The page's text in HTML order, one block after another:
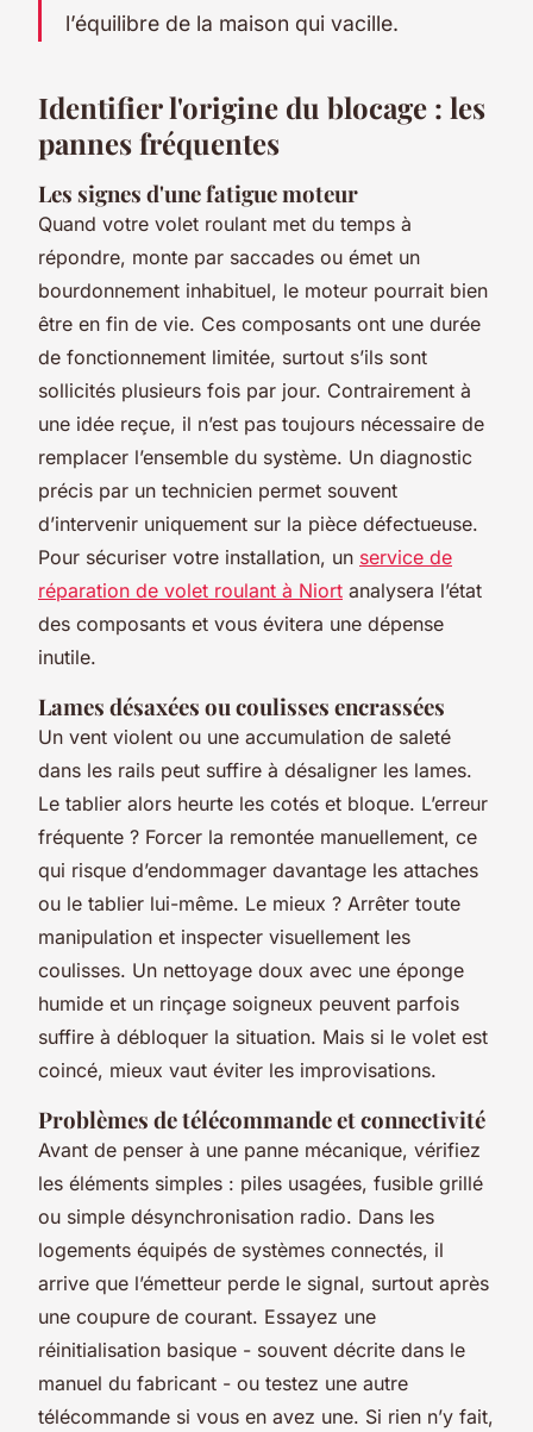
l’équilibre de la maison qui vacille.
Identifier l'origine du blocage : les
pannes fréquentes
Les signes d'une fatigue moteur
Quand votre volet roulant met du temps à
répondre, monte par saccades ou émet un
bourdonnement inhabituel, le moteur pourrait bien
être en fin de vie. Ces composants ont une durée
de fonctionnement limitée, surtout s’ils sont
sollicités plusieurs fois par jour. Contrairement à
une idée reçue, il n’est pas toujours nécessaire de
remplacer l’ensemble du système. Un diagnostic
précis par un technicien permet souvent
d’intervenir uniquement sur la pièce défectueuse.
Pour sécuriser votre installation, un service de
réparation de volet roulant à Niort analysera l’état
des composants et vous évitera une dépense
inutile.
Lames désaxées ou coulisses encrassées
Un vent violent ou une accumulation de saleté
dans les rails peut suffire à désaligner les lames.
Le tablier alors heurte les cotés et bloque. L’erreur
fréquente ? Forcer la remontée manuellement, ce
qui risque d’endommager davantage les attaches
ou le tablier lui-même. Le mieux ? Arrêter toute
manipulation et inspecter visuellement les
coulisses. Un nettoyage doux avec une éponge
humide et un rinçage soigneux peuvent parfois
suffire à débloquer la situation. Mais si le volet est
coincé, mieux vaut éviter les improvisations.
Problèmes de télécommande et connectivité
Avant de penser à une panne mécanique, vérifiez
les éléments simples : piles usagées, fusible grillé
ou simple désynchronisation radio. Dans les
logements équipés de systèmes connectés, il
arrive que l’émetteur perde le signal, surtout après
une coupure de courant. Essayez une
réinitialisation basique - souvent décrite dans le
manuel du fabricant - ou testez une autre
télécommande si vous en avez une. Si rien n’y fait,